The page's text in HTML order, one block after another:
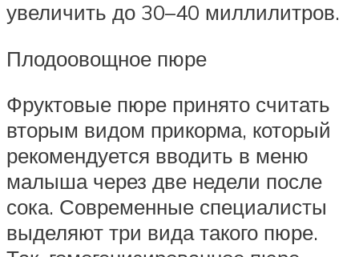
увеличить до 30–40 миллилитров.
Плодоовощное пюре
Фруктовые пюре принято считать
вторым видом прикорма, который
рекомендуется вводить в меню
малыша через две недели после
сока. Современные специалисты
выделяют три вида такого пюре.